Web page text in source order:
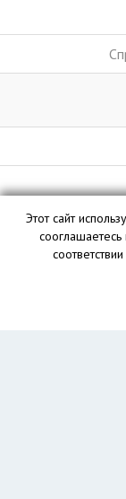
База данных
Этот сайт
соответствии